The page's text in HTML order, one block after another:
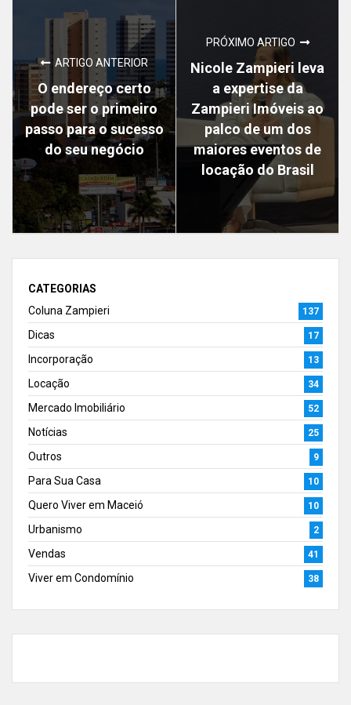
ARTIGO ANTERIOR
O endereço certo
pode ser o primeiro
passo para o sucesso
do seu negócio
PRÓXIMO ARTIGO
Nicole Zampieri leva
a expertise da
Zampieri Imóveis ao
palco de um dos
maiores eventos de
locação do Brasil
CATEGORIAS
Coluna Zampieri
137
Dicas 17
Incorporação 13
Locação 34
Mercado Imobiliário 52
Notícias 25
Outros 9
Para Sua Casa 10
Quero Viver em Maceió 10
Urbanismo 2
Vendas 41
Viver em Condomínio 38